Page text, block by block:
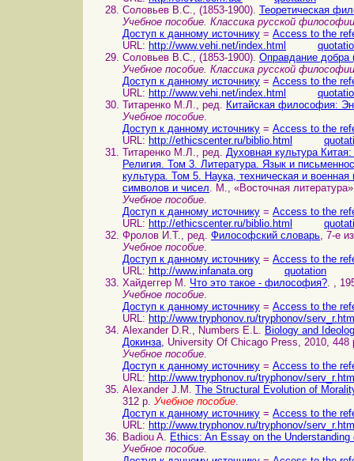
Соловьев В.С., (1853-1900). Теоретическая
Учебное пособие. Классика русской философии
Доступ к данному источнику = Access to the
URL: http://www.vehi.net/index.html
Соловьев В.С., (1853-1900). Оправдание добра
Учебное пособие. Классика русской философии
Доступ к данному источнику = Access to the
URL: http://www.vehi.net/index.html
Титаренко М.Л., ред. Китайская философия:
Учебное пособие
Доступ к данному источнику = Access to the
URL: http://ethicscenter.ru/biblio.html
Титаренко М.Л., ред. Духовная культура
Религия. Том 3. Литература. Язык и
культура. Том 5. Наука, техническая и
символов и чисел . М., «Восточная
Учебное пособие
Доступ к данному источнику = Access to the
URL: http://ethicscenter.ru/biblio.html
Фролов И.Т., ред. Философский словарь , 7-е
Учебное пособие
Доступ к данному источнику = Access to the
URL: http://www.infanata.org
quotation
Хайдеггер М. Что это такое - философия? . ,
Учебное пособие
Доступ к данному источнику = Access to the
URL: http://www.tryphonov.ru/tryphonov/
Alexander D.R., Numbers E.L. Biology and
Докинза , University Of Chicago Press, 2010, 448
Учебное пособие
Доступ к данному источнику = Access to the
URL: http://www.tryphonov.ru/tryphonov/
Alexander J.M. The Structural Evolution of
312 p. Учебное пособие
Доступ к данному источнику = Access to the
URL: http://www.tryphonov.ru/tryphonov/
Badiou A. Ethics: An Essay on the
Учебное пособие